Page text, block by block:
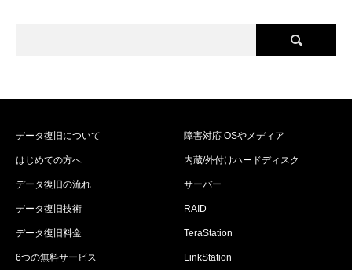
データ復旧について
はじめての方へ
データ復旧の流れ
データ復旧技術
データ復旧料金
6つの無料サービス
障害対応 OSやメディア
内蔵/外付けハードディスク
サーバー
RAID
TeraStation
LinkStation